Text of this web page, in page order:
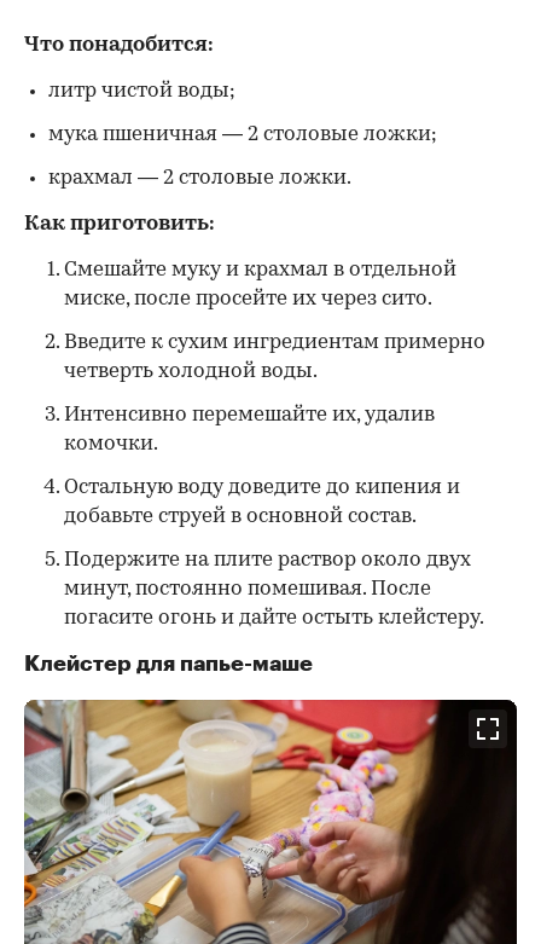
Что понадобится:
литр чистой воды;
мука пшеничная — 2 столовые ложки;
крахмал — 2 столовые ложки.
Как приготовить:
Смешайте муку и крахмал в отдельной
миске, после просейте их через сито.
Введите к сухим ингредиентам примерно
четверть холодной воды.
Интенсивно перемешайте их, удалив
комочки.
Остальную воду доведите до кипения и
добавьте струей в основной состав.
Подержите на плите раствор около двух
минут, постоянно помешивая. После
погасите огонь и дайте остыть клейстеру.
Клейстер для папье-маше